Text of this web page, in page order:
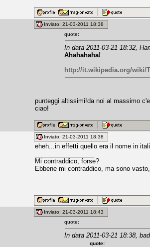
Inviato: 21-03-2011 18:38
quote:
In data 2011-03-21 18:32,
Ahahahaha!
http://it.wikipedia.org/wiki/
punteggi altissimi!da noi al massimo
ciao!
Inviato: 21-03-2011 18:38
eheh...in effetti quello era il nome in
Mi contraddico, forse?
Ebbene mi contraddico, ma sono
Inviato: 21-03-2011 18:43
quote:
In data 2011-03-21 18:38,
quote: